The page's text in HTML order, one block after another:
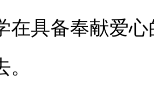
在具备奉献爱